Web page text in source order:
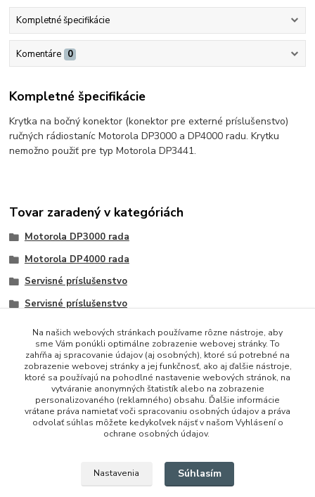
Kompletné špecifikácie
Komentáre 0
Kompletné špecifikácie
Krytka na bočný konektor (konektor pre externé príslušenstvo)
ručných rádiostaníc Motorola DP3000 a DP4000 radu. Krytku
nemožno použiť pre typ Motorola DP3441.
Tovar zaradený v kategóriách
Motorola DP3000 rada
Motorola DP4000 rada
Servisné príslušenstvo
Servisné príslušenstvo
+421 948 229 224
Na našich webových stránkach používame rôzne nástroje, aby
sme Vám ponúkli optimálne zobrazenie webovej stránky. To
zahŕňa aj spracovanie údajov (aj osobných), ktoré sú potrebné na
zobrazenie webovej stránky a jej funkčnosť, ako aj ďalšie nástroje,
ktoré sa používajú na pohodlné nastavenie webových stránok, na
vytváranie anonymných štatistík alebo na zobrazenie
personalizovaného (reklamného) obsahu. Ďalšie informácie
vrátane práva namietať voči spracovaniu osobných údajov a práva
odvolať súhlas môžete kedykoľvek nájsť v našom Vyhlásení o
ochrane osobných údajov.
Nastavenia Súhlasím